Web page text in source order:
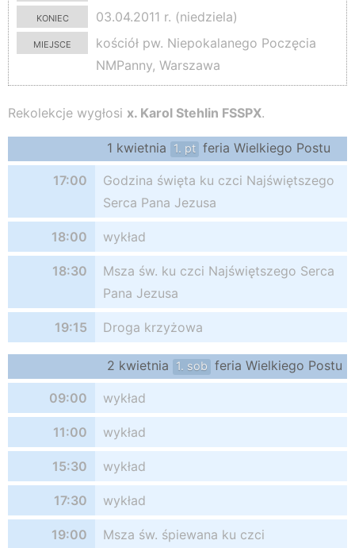
koniec
03.04.2011 r. (niedziela)
miejsce
kościół pw. Niepokalanego Poczęcia
NMPanny, Warszawa
Rekolekcje wygłosi x. Karol Stehlin FSSPX.
1 kwietnia 1. pt feria Wielkiego Postu
17:00
Godzina święta ku czci Najświętszego
Serca Pana Jezusa
18:00 wykład
18:30
Msza św. ku czci Najświętszego Serca
Pana Jezusa
19:15 Droga krzyżowa
2 kwietnia 1. sob feria Wielkiego Postu
09:00 wykład
11:00 wykład
15:30 wykład
17:30 wykład
19:00
Msza św. śpiewana ku czci